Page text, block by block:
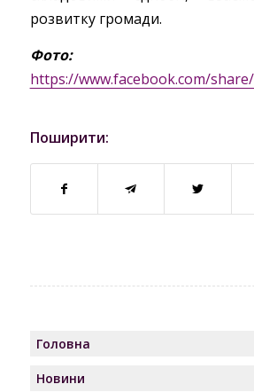
розвитку громади.
Фото:
https://www.facebook.com/
Поширити:
Головна
Новини